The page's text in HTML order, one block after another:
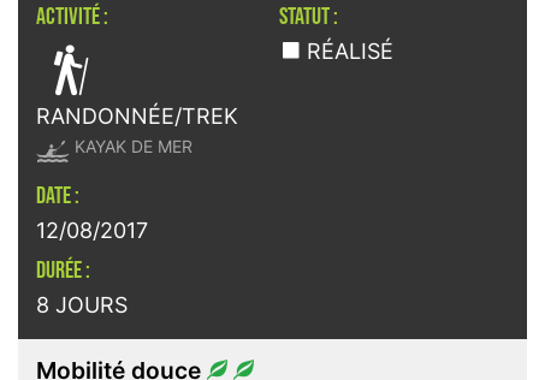
ACTIVITÉ :

RANDONNÉE/TREK
 KAYAK DE MER
STATUT :
RÉALISÉ
DATE :
12/08/2017
DURÉE :
8 JOURS
Mobilité douce